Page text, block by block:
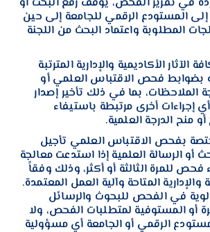
إلى المستودع الرقمي للجامعة إلى حين
المطلوبة واعتماد البحث من اللجنة
الآثار الأكاديمية والإدارية المترتبة
بضوابط فحص الاقتباس العلمي أو
الملاحظات، بما في ذلك تأخير إصدار
أي إجراءات أخرى مرتبطة باستيفاء
منح الدرجة العلمية.
بفحص الاقتباس العلمي تأجيل
أو الرسالة العلمية إذا استدعت معالجة
فحص للمرة الثالثة أو أكثر، وذلك وفقاً
والإدارية المتاحة وآلية العمل المعتمدة.
في الفحص للبحوث والرسائل
أو المستوفية لمتطلبات الفحص، ولا
الرقمي أو الجامعة أي مسؤولية